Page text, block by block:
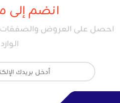
انضم إلى
احصل على العروض والصفقات
الوارد